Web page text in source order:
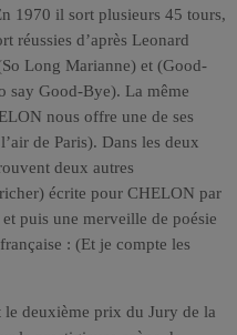
1970 il sort plusieurs 45 tours,
réussies d’après Leonard
Long Marianne) et (Good-
say Good-Bye). La même
nous offre une de ses
de Paris). Dans les deux
deux autres
écrite pour CHELON par
puis une merveille de poésie
: (Et je compte les
deuxième prix du Jury de la